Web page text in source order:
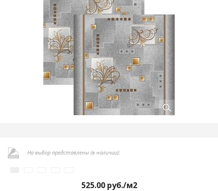
На выбор представлены (в наличии):
525.00руб./м2